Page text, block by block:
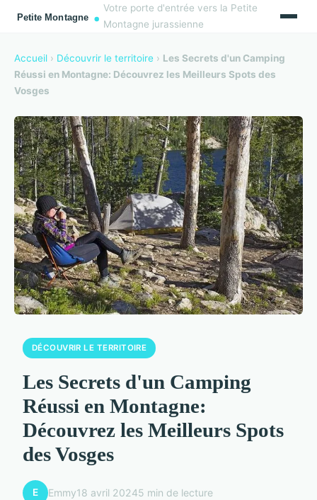
Votre porte d'entrée vers la Petite
Montagne jurassienne
Accueil › Découvrir le territoire › Les Secrets d'un Camping
Réussi en Montagne: Découvrez les Meilleurs Spots des
Vosges
DÉCOUVRIR LE TERRITOIRE
Les Secrets d'un Camping
Réussi en Montagne:
Découvrez les Meilleurs Spots
des Vosges
E Emmy18 avril 20245 min de lecture